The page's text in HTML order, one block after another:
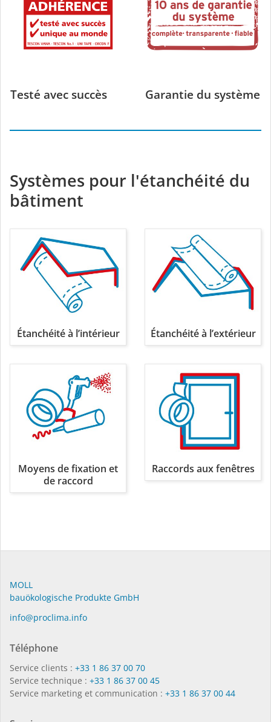
Testé avec succès Garantie du système
Systèmes pour l'étanchéité du
bâtiment
Étanchéité à l’intérieur Étanchéité à l’extérieur
Moyens de fixation et
de raccord
Raccords aux fenêtres
MOLL
bauöko­lo­gi­sche Pro­duk­te GmbH
in­fo@procli­ma.info
Téléphone
Service clients : +33 1 86 37 00 70
Service technique : +33 1 86 37 00 45
Service marketing et communication : +33 1 86 37 00 44